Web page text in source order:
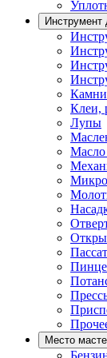
Инструмент
Камни
Клеи,
Лупы
Масло
Место